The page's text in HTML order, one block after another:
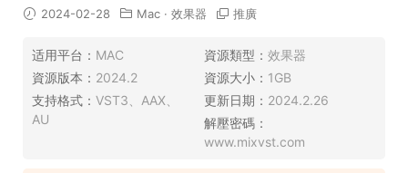
2024-02-28 Mac · 效果器 推廣
适用平台： MAC 資源類型： 效果器
資源版本： 2024.2 資源大小： 1GB
支持格式： VST3、AAX、
AU
更新日期： 2024.2.26
解壓密碼：
www.mixvst.com